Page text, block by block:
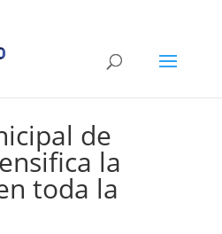
de
la
toda la